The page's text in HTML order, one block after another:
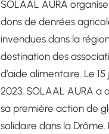
SOLAAL AURA
dons de denrées
invendues dans la
destination des
d’aide alimentaire. Le 15
2023, SOLAAL AURA a
sa première action de
solidaire dans la Drôme.